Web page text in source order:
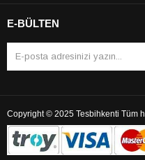
E-BÜLTEN
Copyright © 2025 Tesbihkenti Tüm